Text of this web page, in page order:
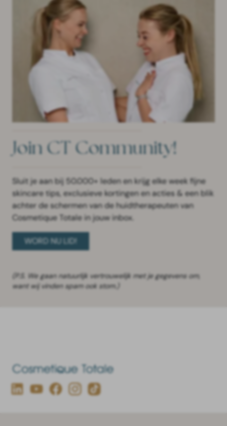
Join CT Community!
Sluit je aan bij 50.000+ leden en krijg elke week fijne
skincare tips, exclusieve kortingen en acties & een blik
achter de schermen van de huidtherapeuten van
Cosmetique Totale in jouw inbox.
WORD NU LID!
(P.S. We gaan natuurlijk vertrouwelijk met je gegevens om,
want wij vinden spam ook stom.)